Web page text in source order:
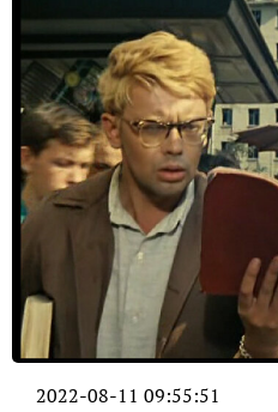
2022-08-11 09:55:51